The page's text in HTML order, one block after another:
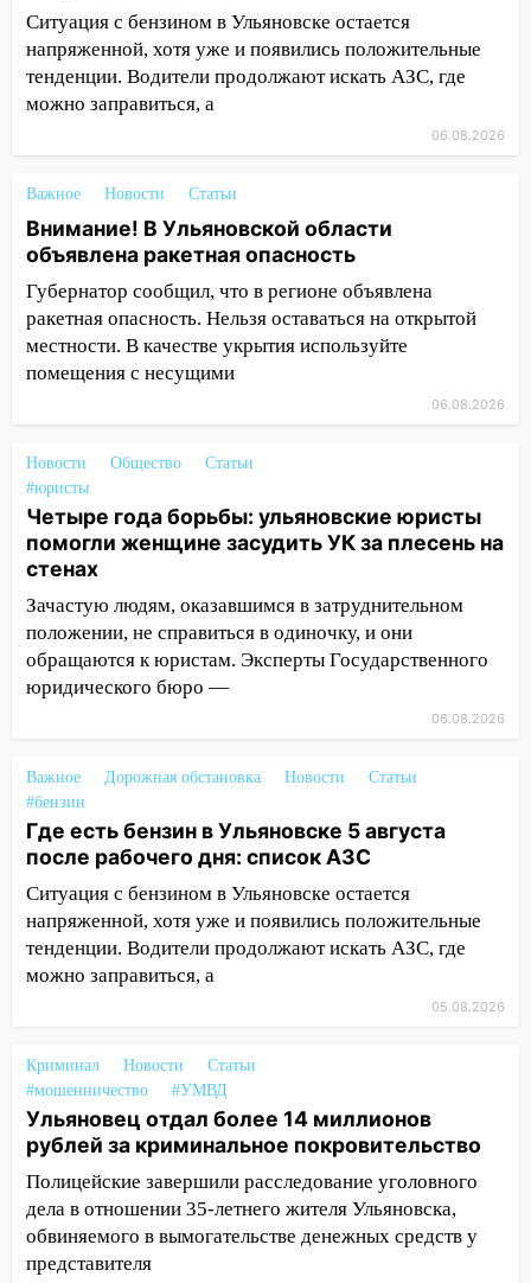
05:00 Кому 6 августа звезды сулят
прибыль, а кому — испытания на
прочность
05.08.2026
20:22 Мошенники обманули 92-летнюю
жительницу Ульяновской области
19:14 Житель Ульяновской области
подвез троих незнакомцев на трассе и
заработал уголовное дело
18:14
Прогноз погоды на 6 августа в
18:00
Мотофристайл, рок и силовой
экстрим: в Ульяновске пройдет
большой фестиваль «Наше время»
17:30
Где есть бензин в Ульяновске 5
августа после рабочего дня: список АЗС
17:05 «Обыск» по видеосвязи: в
Ульяновске задержали 19-летнюю
сообщницу мошенников
знакомым закончились для женщины
больницей
16:06 18-летняя девушка без прав
перевернулась на мопеде и попала в
больницу
15:59 Ульяновец отдал более 14
миллионов рублей за криминальное
покровительство
летнего мопедиста
15:00
В Ульяновске после тройного ДТП
госпитализировали 25-летнего байкера
14:32 На Ульяновскую область
надвигается жара
14:08 Пешеход переходил по «зебре»:
подробности серьезной аварии на
Ситуация с бензином в Ульяновске остается
напряженной, хотя уже и появились положительные
тенденции. Водители продолжают искать АЗС, где
можно заправиться, а
06.08.2026
Важное Новости Статьи
Внимание! В Ульяновской области
объявлена ракетная опасность
Губернатор сообщил, что в регионе объявлена
ракетная опасность. Нельзя оставаться на открытой
местности. В качестве укрытия используйте
помещения с несущими
06.08.2026
Новости Общество
Статьи
#юристы
Четыре года борьбы: ульяновские юристы
помогли женщине засудить УК за плесень на
стенах
Зачастую людям, оказавшимся в затруднительном
положении, не справиться в одиночку, и они
обращаются к юристам. Эксперты Государственного
юридического бюро —
06.08.2026
Важное Дорожная обстановка Новости
Статьи
#бензин
Где есть бензин в Ульяновске 5 августа
после рабочего дня: список АЗС
Ситуация с бензином в Ульяновске остается
напряженной, хотя уже и появились положительные
тенденции. Водители продолжают искать АЗС, где
можно заправиться, а
05.08.2026
Криминал Новости
Статьи
#мошенничество
#УМВД
Ульяновец отдал более 14 миллионов
рублей за криминальное покровительство
Полицейские завершили расследование уголовного
дела в отношении 35-летнего жителя Ульяновска,
обвиняемого в вымогательстве денежных средств у
представителя